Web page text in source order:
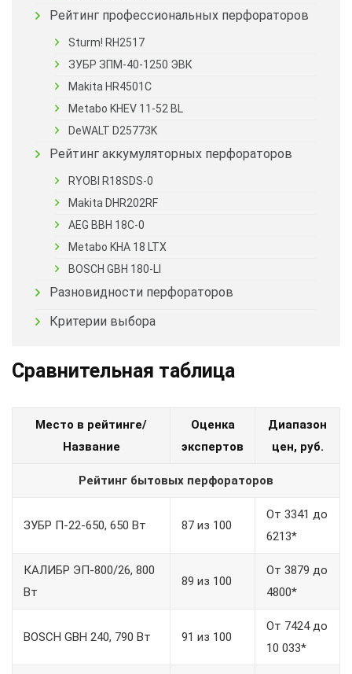
Рейтинг профессиональных перфораторов
Sturm! RH2517
ЗУБР ЗПМ-40-1250 ЭВК
Makita HR4501C
Metabo KHEV 11-52 BL
DeWALT D25773K
Рейтинг аккумуляторных перфораторов
RYOBI R18SDS-0
Makita DHR202RF
AEG BBH 18C-0
Metabo KHA 18 LTX
BOSCH GBH 180-LI
Разновидности перфораторов
Критерии выбора
Сравнительная таблица
Место в рейтинге/
Название
Оценка
экспертов
Диапазон
цен, руб.
Рейтинг бытовых перфораторов
ЗУБР П-22-650, 650 Вт 87 из 100
От 3341 до
6213*
КАЛИБР ЭП-800/26, 800
Вт
89 из 100
От 3879 до
4800*
BOSCH GBH 240, 790 Вт 91 из 100
От 7424 до
10 033*